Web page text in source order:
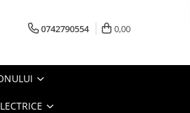
0742790554 0,00